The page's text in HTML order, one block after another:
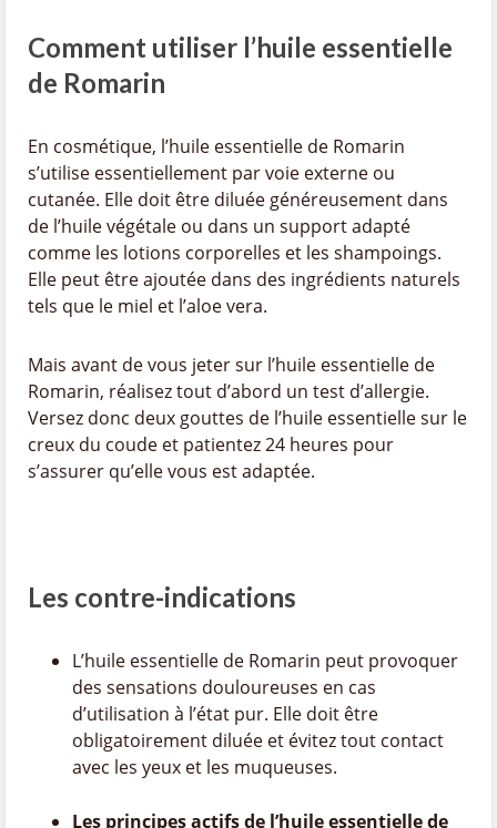
Comment utiliser l’huile essentielle
de Romarin
En cosmétique, l’huile essentielle de Romarin
s’utilise essentiellement par voie externe ou
cutanée. Elle doit être diluée généreusement dans
de l’huile végétale ou dans un support adapté
comme les lotions corporelles et les shampoings.
Elle peut être ajoutée dans des ingrédients naturels
tels que le miel et l’aloe vera.
Mais avant de vous jeter sur l’huile essentielle de
Romarin, réalisez tout d’abord un test d’allergie.
Versez donc deux gouttes de l’huile essentielle sur le
creux du coude et patientez 24 heures pour
s’assurer qu’elle vous est adaptée.
Les contre-indications
L’huile essentielle de Romarin peut provoquer
des sensations douloureuses en cas
d’utilisation à l’état pur. Elle doit être
obligatoirement diluée et évitez tout contact
avec les yeux et les muqueuses.
Les principes actifs de l’huile essentielle de